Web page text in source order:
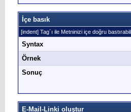
İçe basık
[indent] Tag´ı ile Metninizi içe doğru
Syntax
Örnek
Sonuç
E-Mail-Linki oluştur